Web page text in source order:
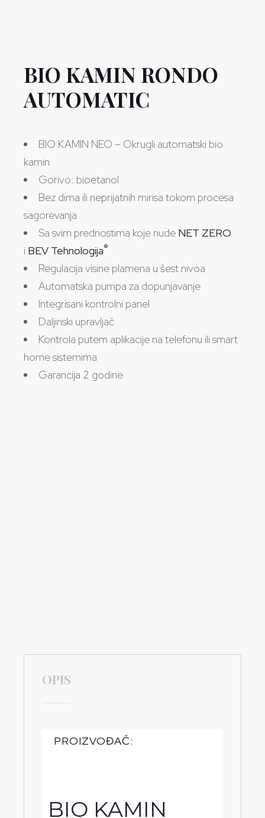
BIO KAMIN RONDO
AUTOMATIC
BIO KAMIN NEO – Okrugli automatski bio
kamin
Gorivo: bioetanol
Bez dima ili neprijatnih mirisa tokom procesa
sagorevanja
Sa svim prednostima koje nude NET ZERO
i BEV Tehnologija®
Regulacija visine plamena u šest nivoa
Automatska pumpa za dopunjavanje
Integrisani kontrolni panel
Daljinski upravljač
Kontrola putem aplikacije na telefonu ili smart
home sistemima
Garancija 2 godine
OPIS
PROIZVOĐAČ:
BIO KAMIN